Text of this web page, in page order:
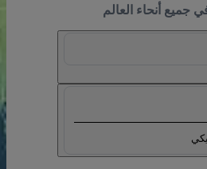
جميع أنحاء العالم